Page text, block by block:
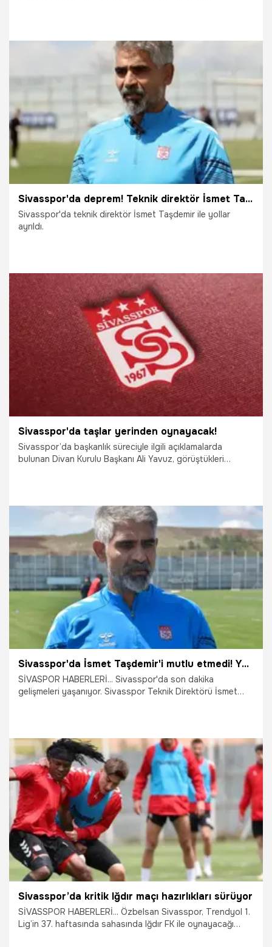
Sivasspor'da deprem! Teknik direktör İsmet Taşdemir'i kapıya koydular
Sivasspor'da teknik direktör İsmet Taşdemir ile yollar
ayrıldı.
5.06.2026 Sivas
Sivasspor'da taşlar yerinden oynayacak!
Sivasspor’da başkanlık süreciyle ilgili açıklamalarda
bulunan Divan Kurulu Başkanı Ali Yavuz, görüştükleri
1.06.2026 Sivas
Sivasspor'da İsmet Taşdemir'i mutlu etmedi! Yeni sezon dosyasını açmadan kapattı
SİVASPOR HABERLERİ... Sivasspor'da son dakika
gelişmeleri yaşanıyor. Sivasspor Teknik Direktörü İsmet
Dolayısıyla bunlar da yaşanacaksa her zaman söyledim; o
zaman bizim durmamızın bir anlamı kalmıyor" dedi.
30.04.2026 Sivas
Sivasspor’da kritik Iğdır maçı hazırlıkları sürüyor
SİVASSPOR HABERLERİ... Özbelsan Sivasspor, Trendyol 1.
Lig’in 37. haftasında sahasında Iğdır FK ile oynayacağı